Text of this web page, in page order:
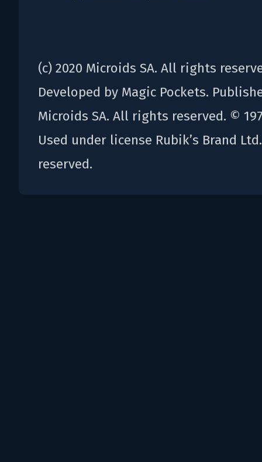
(c) 2020 Microids SA. All rights
Developed by Magic Pockets.
Microids SA. All rights reserved. ©
Used under license Rubik’s Brand
reserved.